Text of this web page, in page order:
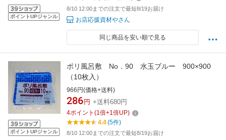
ポイントUPジャンル
8/10 12:00までの注文で最短8/19お届け
お店応援資材やさん
同じ商品を安い順で見る
ポイントUPジャンル
ポリ風呂敷 No．90 水玉ブルー 900×900
（10枚入）
966円(価格+送料)
286 円 +送料680円
4ポイント (1倍+1倍UP)
4.4(5件)
8/10 12:00までの注文で最短8/19お届け